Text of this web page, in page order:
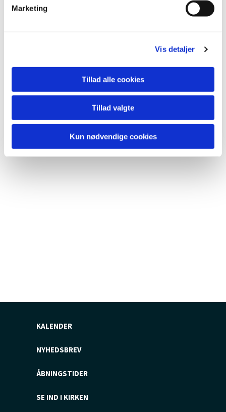
Marketing
Vis detaljer
Tillad alle cookies
Tillad valgte
Kun nødvendige cookies
Du vil måske også kunne lide...
KALENDER
NYHEDSBREV
ÅBNINGSTIDER
SE IND I KIRKEN